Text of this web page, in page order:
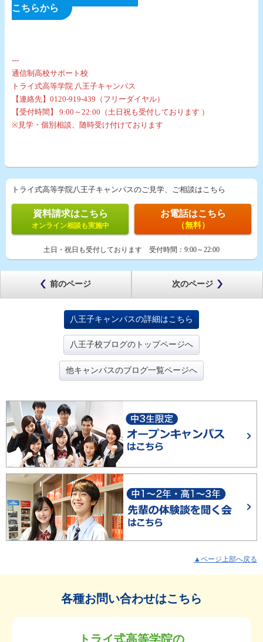
こちらから
‐‐‐
通信制高校サポート校
トライ式高等学院 八王子キャンパス
【連絡先】0120-919-439（フリーダイヤル）
【受付時間】 9:00～22:00（土日祝も受付しております ）
※見学・個別相談、随時受け付けております
トライ式高等学院八王子キャンパスのご見学、ご相談はこちら
資料請求はこちら
オンライン相談も実施中
お電話はこちら
（無料）
土日・祝日も受付しております 受付時間： 9:00～22:00
前のページ 次のページ
八王子キャンパスの詳細はこちら
八王子校ブログのトップページへ
他キャンパスのブログ一覧ページへ
▲ページ上部へ戻る
各種お問い合わせはこちら
トライ式高等学院の